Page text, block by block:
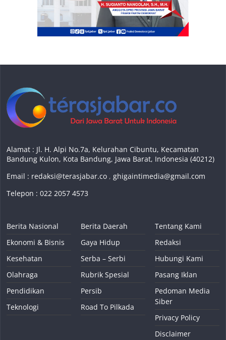
Alamat : Jl. H. Alpi No.7a, Kelurahan Cibuntu, Kecamatan
Bandung Kulon, Kota Bandung, Jawa Barat, Indonesia (40212)
Email : redaksi@terasjabar.co ,ghigaintimedia@gmail.com
Telepon : 022 2057 4573
Berita Nasional
Ekonomi & Bisnis
Kesehatan
Olahraga
Pendidikan
Teknologi
Berita Daerah
Gaya Hidup
Serba – Serbi
Rubrik Spesial
Persib
Road To Pilkada
Tentang Kami
Redaksi
Hubungi Kami
Pasang Iklan
Pedoman Media
Siber
Privacy Policy
Disclaimer